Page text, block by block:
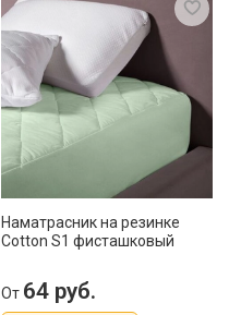
Наматрасник на резинке
Cotton S1 фисташковый
От 64 руб.